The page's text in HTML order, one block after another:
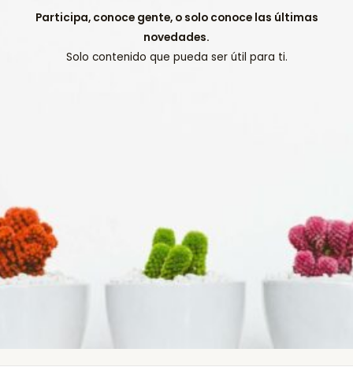
Participa, conoce gente, o solo conoce las últimas
novedades.
Solo contenido que pueda ser útil para ti.